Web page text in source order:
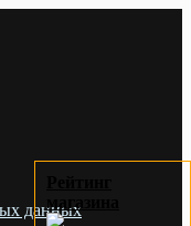
данных